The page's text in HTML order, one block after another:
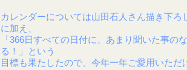
カレンダーについては山田石人さん描き下
に加え、
「366日すべての日付に、あまり聞いた事の
る！」という
目標も果たしたので、今年一年ご愛用いただ